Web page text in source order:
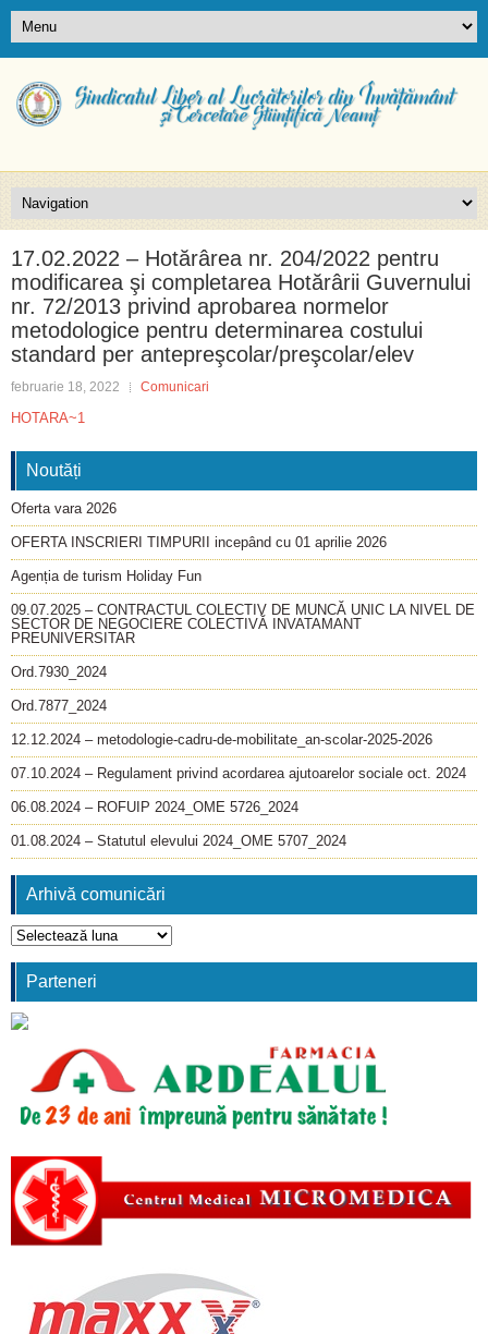
17.02.2022 – Hotărârea nr. 204/2022 pentru
modificarea şi completarea Hotărârii Guvernului
nr. 72/2013 privind aprobarea normelor
metodologice pentru determinarea costului
standard per antepreşcolar/preşcolar/elev
februarie 18, 2022 Comunicari
HOTARA~1
Noutăți
Oferta vara 2026
OFERTA INSCRIERI TIMPURII incepând cu 01 aprilie 2026
Agenția de turism Holiday Fun
09.07.2025 – CONTRACTUL COLECTIV DE MUNCĂ UNIC LA NIVEL DE
SECTOR DE NEGOCIERE COLECTIVĂ INVATAMANT
PREUNIVERSITAR
Ord.7930_2024
Ord.7877_2024
12.12.2024 – metodologie-cadru-de-mobilitate_an-scolar-2025-2026
07.10.2024 – Regulament privind acordarea ajutoarelor sociale oct. 2024
06.08.2024 – ROFUIP 2024_OME 5726_2024
01.08.2024 – Statutul elevului 2024_OME 5707_2024
Arhivă comunicări
Arhivă
comunicări
Parteneri